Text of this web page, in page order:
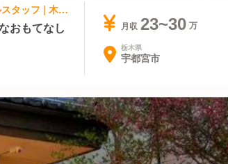
和食, 日本料理・懐石料理 | レストランサービス・ホールスタッフ | 木曽路 宇都宮店
おもてなし
月収 23~30
栃木県
宇都宮市